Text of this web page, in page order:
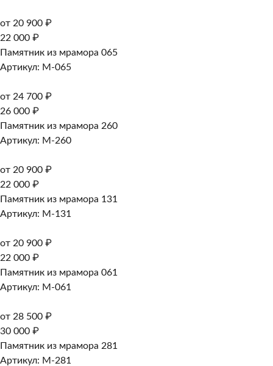
от 20 900 ₽
22 000 ₽
Памятник из мрамора 065
Артикул: M-065
от 24 700 ₽
26 000 ₽
Памятник из мрамора 260
Артикул: M-260
от 20 900 ₽
22 000 ₽
Памятник из мрамора 131
Артикул: M-131
от 20 900 ₽
22 000 ₽
Памятник из мрамора 061
Артикул: M-061
от 28 500 ₽
30 000 ₽
Памятник из мрамора 281
Артикул: M-281